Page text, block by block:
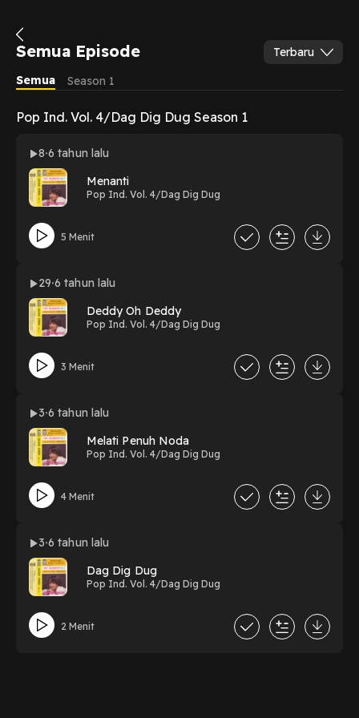
Semua Episode
Terbaru
Semua
Season 1
Pop Ind. Vol. 4/Dag Dig Dug Season 1
8 6 tahun lalu
Menanti
Pop Ind. Vol. 4/Dag Dig Dug
5 Menit
29 6 tahun lalu
Deddy Oh Deddy
Pop Ind. Vol. 4/Dag Dig Dug
3 Menit
3 6 tahun lalu
Melati Penuh Noda
Pop Ind. Vol. 4/Dag Dig Dug
4 Menit
3 6 tahun lalu
Dag Dig Dug
Pop Ind. Vol. 4/Dag Dig Dug
2 Menit